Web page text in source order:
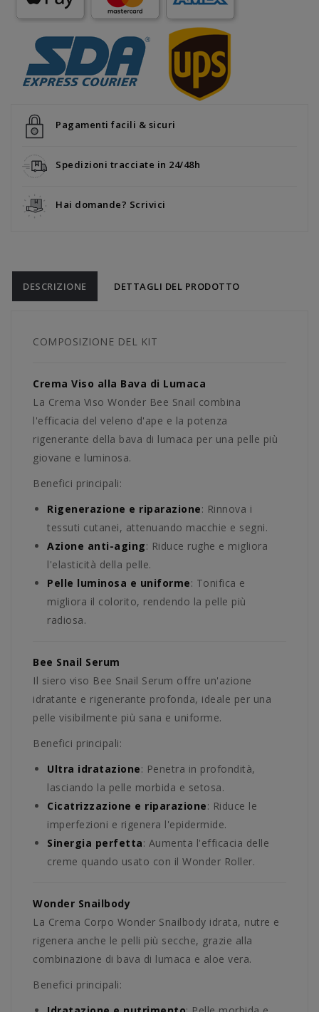
Pagamenti facili & sicuri
Spedizioni tracciate in 24/48h
Hai domande? Scrivici
DESCRIZIONE DETTAGLI DEL PRODOTTO
COMPOSIZIONE DEL KIT
Crema Viso alla Bava di Lumaca
La Crema Viso Wonder Bee Snail combina
l'efficacia del veleno d'ape e la potenza
rigenerante della bava di lumaca per una pelle più
giovane e luminosa.
Benefici principali:
Rigenerazione e riparazione: Rinnova i
tessuti cutanei, attenuando macchie e segni.
Azione anti-aging: Riduce rughe e migliora
l'elasticità della pelle.
Pelle luminosa e uniforme: Tonifica e
migliora il colorito, rendendo la pelle più
radiosa.
Bee Snail Serum
Il siero viso Bee Snail Serum offre un'azione
idratante e rigenerante profonda, ideale per una
pelle visibilmente più sana e uniforme.
Benefici principali:
Ultra idratazione: Penetra in profondità,
lasciando la pelle morbida e setosa.
Cicatrizzazione e riparazione: Riduce le
imperfezioni e rigenera l'epidermide.
Sinergia perfetta: Aumenta l'efficacia delle
creme quando usato con il Wonder Roller.
Wonder Snailbody
La Crema Corpo Wonder Snailbody idrata, nutre e
rigenera anche le pelli più secche, grazie alla
combinazione di bava di lumaca e aloe vera.
Benefici principali: